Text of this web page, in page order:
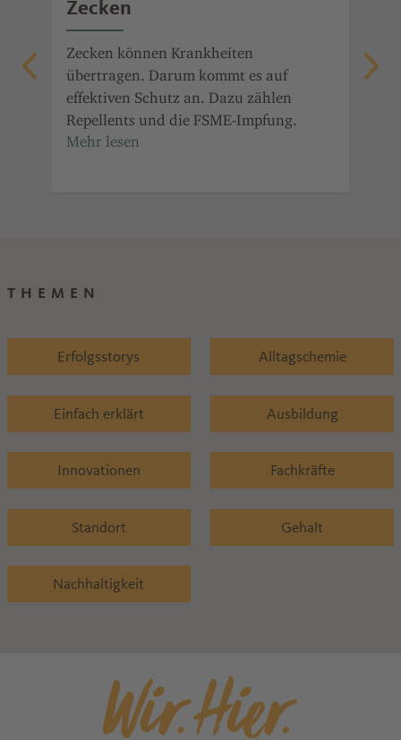
Zecken
Zecken können Krankheiten
übertragen. Darum kommt es auf
effektiven Schutz an. Dazu zählen
Repellents und die FSME-Impfung.
THEMEN
Erfolgsstorys Alltagschemie
Einfach erklärt Ausbildung
Innovationen Fachkräfte
Standort Gehalt
Nachhaltigkeit